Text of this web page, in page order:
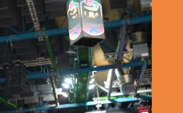
ULTIMISSIME
Arena di
«The
07/2025
BASKET NEWS,ULTIMISSIME
Piazza Paci a canestro
con un’opera d’arte a
cielo aperto
17/06/2026